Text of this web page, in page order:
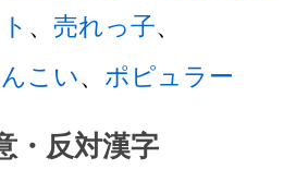
、売れっ子、
こい、 ポピュラー
・反対漢字